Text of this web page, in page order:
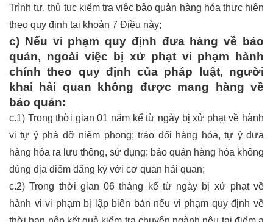
Trình tự, thủ tục kiểm tra việc bảo quản hàng hóa thực hiện
theo quy định tại khoản 7 Điều này;
c) Nếu vi phạm quy định đưa hàng về bảo
quản, ngoài việc bị xử phạt vi phạm hành
chính theo quy định của pháp luật, người
khai hải quan không được mang hàng về
bảo quản:
c.1) Trong thời gian 01 năm kể từ ngày bị xử phạt về hành
vi tự ý phá dỡ niêm phong; tráo đổi hàng hóa, tự ý đưa
hàng hóa ra lưu thông, sử dụng; bảo quản hàng hóa không
đúng địa điểm đăng ký với cơ quan hải quan;
c.2) Trong thời gian 06 tháng kể từ ngày bị xử phạt về
hành vi vi phạm bị lập biên bản nếu vi phạm quy định về